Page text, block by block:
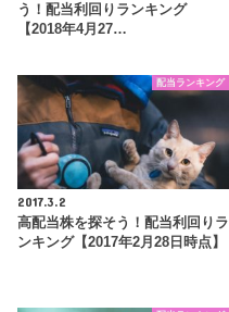
う！配当利回りランキング
【2018年4月27…
配当ランキング
2017.3.2
高配当株を探そう！配当利回りラ
ンキング【2017年2月28日時点】